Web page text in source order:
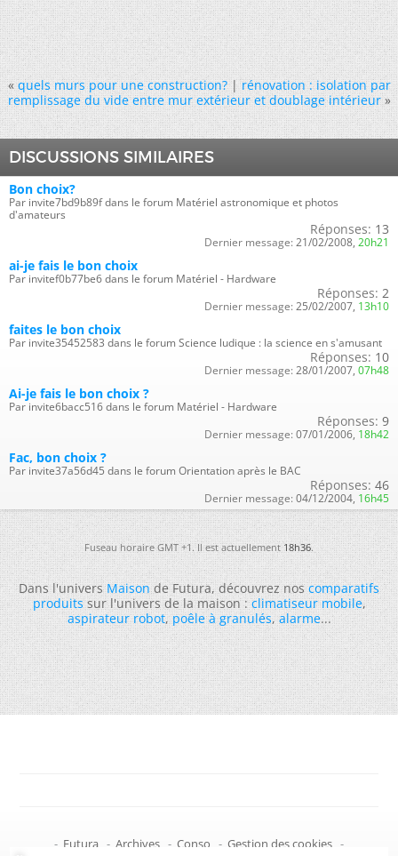
« quels murs pour une construction?|rénovation : isolation par
remplissage du vide entre mur extérieur et doublage intérieur »
DISCUSSIONS SIMILAIRES
Bon choix?
Par invite7bd9b89f dans le forum Matériel astronomique et photos
d'amateurs
Réponses: 13
Dernier message: 21/02/2008, 20h21
ai-je fais le bon choix
Par invitef0b77be6 dans le forum Matériel - Hardware
Réponses: 2
Dernier message: 25/02/2007, 13h10
faites le bon choix
Par invite35452583 dans le forum Science ludique : la science en s'amusant
Réponses: 10
Dernier message: 28/01/2007, 07h48
Ai-je fais le bon choix ?
Par invite6bacc516 dans le forum Matériel - Hardware
Réponses: 9
Dernier message: 07/01/2006, 18h42
Fac, bon choix ?
Par invite37a56d45 dans le forum Orientation après le BAC
Réponses: 46
Dernier message: 04/12/2004, 16h45
Fuseau horaire GMT +1. Il est actuellement18h36.
Dans l'universMaisonde Futura, découvrez noscomparatifs
produitssur l'univers de la maison :climatiseur mobile,
aspirateur robot,poêle à granulés,alarme...
- Futura - Archives - Conso - Gestion des cookies -